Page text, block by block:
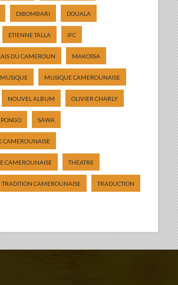
DIBOMBARI DOUALA
ETIENNE TALLA IFC
DU CAMEROUN MAKOSSA
MUSIQUE MUSIQUE CAMEROUNAISE
NOUVEL ALBUM OLIVIER CHARLY
PONGO SAWA
CAMEROUNAISE
CAMEROUNAISE THÉATRE
TRADITION CAMEROUNAISE TRADUCTION